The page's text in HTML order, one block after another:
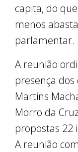
capita, do
menos
parlamentar.
A reunião
presença dos
Martins
Morro da
propostas 22
A reunião